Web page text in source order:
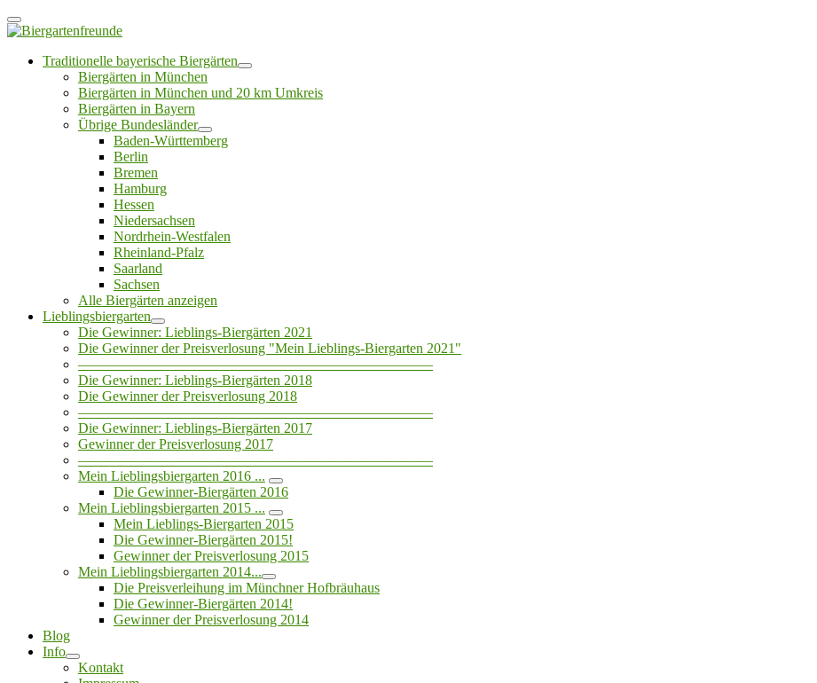
Traditionelle bayerische Biergärten
Biergärten in München
Biergärten in München und 20 km Umkreis
Biergärten in Bayern
Übrige Bundesländer
Baden-Württemberg
Berlin
Bremen
Hamburg
Hessen
Niedersachsen
Nordrhein-Westfalen
Rheinland-Pfalz
Saarland
Sachsen
Alle Biergärten anzeigen
Lieblingsbiergarten
Die Gewinner: Lieblings-Biergärten 2021
Die Gewinner der Preisverlosung "Mein Lieblings-Biergarten 2021"
—————————————————————————
Die Gewinner: Lieblings-Biergärten 2018
Die Gewinner der Preisverlosung 2018
—————————————————————————
Die Gewinner: Lieblings-Biergärten 2017
Gewinner der Preisverlosung 2017
—————————————————————————
Mein Lieblingsbiergarten 2016 ...
Die Gewinner-Biergärten 2016
Mein Lieblingsbiergarten 2015 ...
Mein Lieblings-Biergarten 2015
Die Gewinner-Biergärten 2015!
Gewinner der Preisverlosung 2015
Mein Lieblingsbiergarten 2014...
Die Preisverleihung im Münchner Hofbräuhaus
Die Gewinner-Biergärten 2014!
Gewinner der Preisverlosung 2014
Blog
Info
Kontakt